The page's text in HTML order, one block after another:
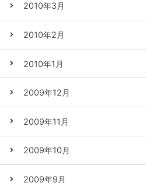
2010年3月
2010年2月
2010年1月
2009年12月
2009年11月
2009年10月
2009年9月